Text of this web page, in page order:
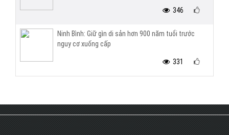
346
Ninh Bình: Giữ gìn di sản hơn 900 năm tuổi trước
nguy cơ xuống cấp
331